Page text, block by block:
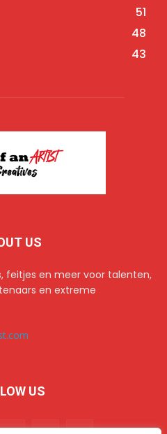
51
48
43
US
feitjes en meer voor talenten,
en extreme
US